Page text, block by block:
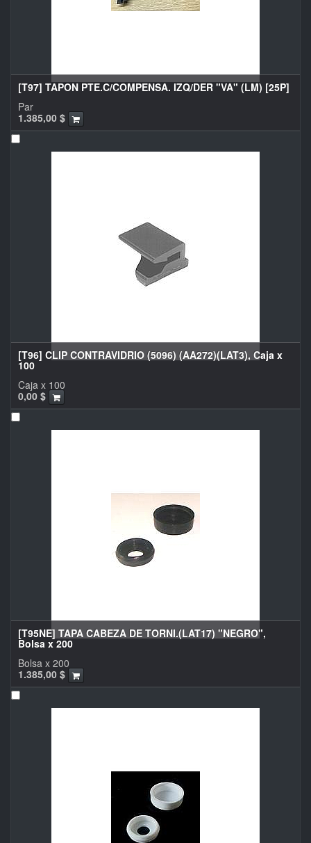
[T97] TAPON PTE.C/COMPENSA. IZQ/DER "VA" (LM) [25P]
1.385,00 $
Par
[T96] CLIP CONTRAVIDRIO (5096) (AA272)(LAT3), Caja x
100
0,00 $
Caja x 100
[T95NE] TAPA CABEZA DE TORNI.(LAT17) "NEGRO",
Bolsa x 200
1.385,00 $
Bolsa x 200